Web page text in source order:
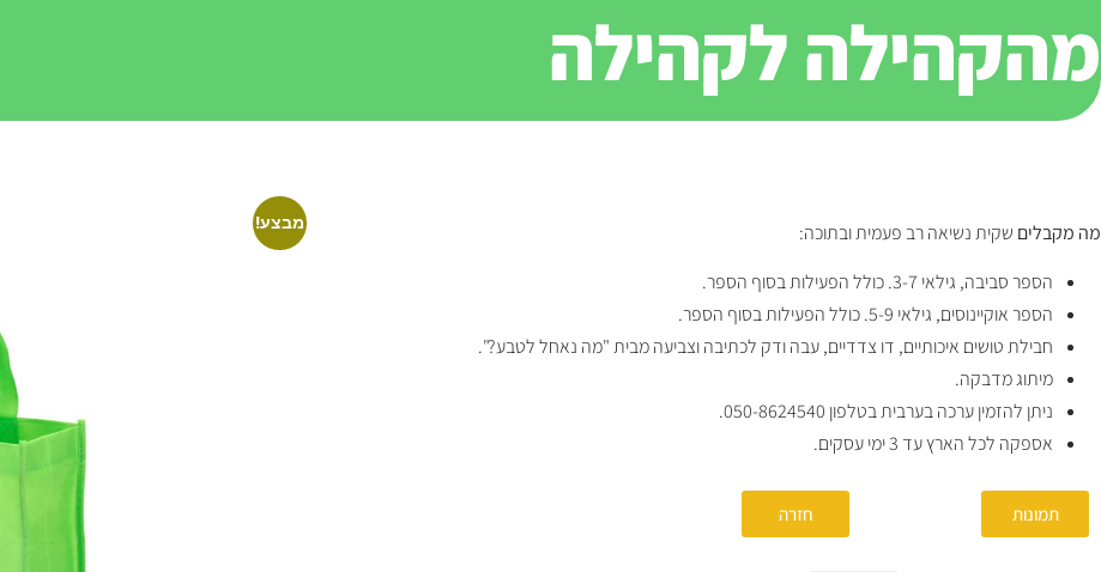
מהקהילה לקהילה
מה מקבלים שקית נשיאה רב פעמית ובתוכה:
הספר סביבה, גילאי 3-7. כולל הפעילות בסוף הספר.
הספר אוקיינוסים, גילאי 5-9. כולל הפעילות בסוף הספר.
חבילת טושים איכותיים, דו צדדיים, עבה ודק לכתיבה וצביעה מבית "מה נאחל לטבע?".
מיתוג מדבקה.
ניתן להזמין ערכה בערבית בטלפון 050-8624540.
אספקה לכל הארץ עד 3 ימי עסקים.
תמונות חזרה
מבצע!